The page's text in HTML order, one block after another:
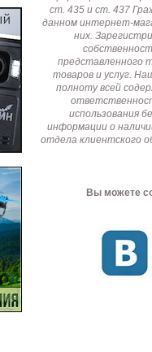
ст. 435 и ст. 437
данном интернет-
них.
представленного
товаров и услуг.
полноту всей
использования
информации о
отдела клиентского
Вы можете